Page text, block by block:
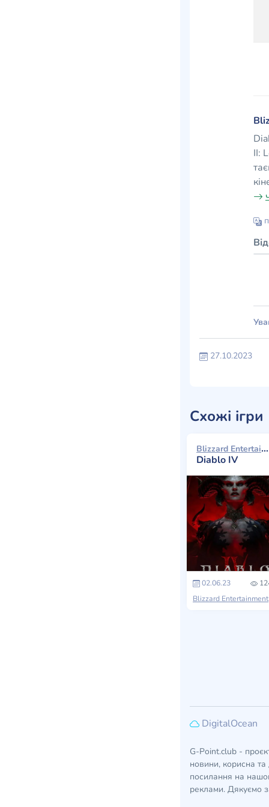
II:
27.10.2023
Схожі ігри
Blizzard Entertainment 2023
Diablo IV
02.06.23
DigitalOcean
G-Point.club -
новини, корисна та
посилання на
реклами. Дякуємо